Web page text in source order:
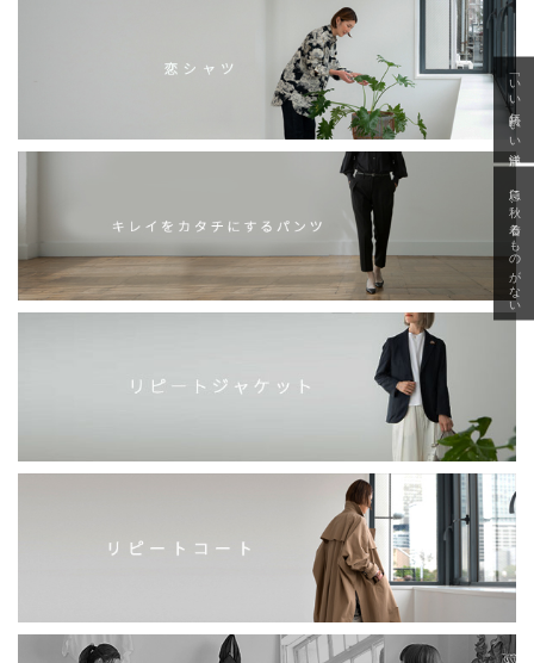
「いい年齢 いい洋服」
急に秋、着るものがない